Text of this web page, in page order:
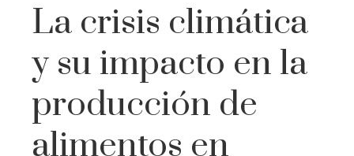
La crisis climática
y su impacto en la
producción de
alimentos en